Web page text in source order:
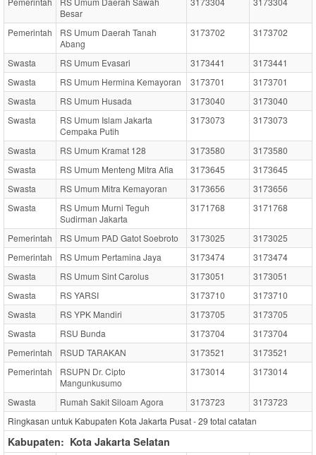
Besar
Pemerintah
RS Umum Daerah Tanah
Abang
3173702 3173702
Swasta RS Umum Evasari 3173441
3173441
Swasta
RS Umum Hermina Kemayoran 3173701
3173701
Swasta
RS Umum Husada 3173040
3173040
Swasta
RS Umum Islam Jakarta
Cempaka Putih
3173073 3173073
Swasta RS Umum Kramat 128 3173580
3173580
Swasta
RS Umum Menteng Mitra Afia 3173645
3173645
Swasta
RS Umum Mitra Kemayoran 3173656
3173656
Swasta
RS Umum Murni Teguh
Sudirman Jakarta
3171768 3171768
Pemerintah RS Umum PAD Gatot Soebroto 3173025
3173025
Pemerintah
RS Umum Pertamina Jaya 3173474
3173474
Swasta
RS Umum Sint Carolus 3173051
3173051
Swasta
RS YARSI 3173710
3173710
Swasta
RS YPK Mandiri 3173705
3173705
Swasta
RSU Bunda 3173704
3173704
Pemerintah
RSUD TARAKAN 3173521
3173521
Pemerintah
RSUPN Dr. Cipto
Mangunkusumo
3173014 3173014
Swasta Rumah Sakit Siloam Agora 3173723
3173723
Ringkasan untuk Kabupaten Kota Jakarta Pusat -29 total catatan
Kabupaten: Kota Jakarta Selatan